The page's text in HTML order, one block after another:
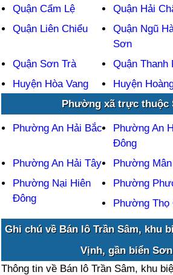
Quận Cẩm Lệ
Quận Hải
Quận Liên Chiểu
Quận Ngũ
Sơn
Quận Sơn Trà
Quận Thanh
Huyện Hòa Vang
Huyện
Phường xã trực thuộc
Phường An Hải Bắc
Phường An
Đông
Phường An Hải Tây
Phường
Phường Nại Hiên
Đông
Phường
Phường Thọ
Ghi chú về Bán lô Trần Sâm, khu
Vịnh, gần biển
Thông tin về Bán lô Trần Sâm, khu